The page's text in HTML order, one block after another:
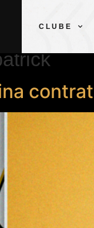
CLUBE